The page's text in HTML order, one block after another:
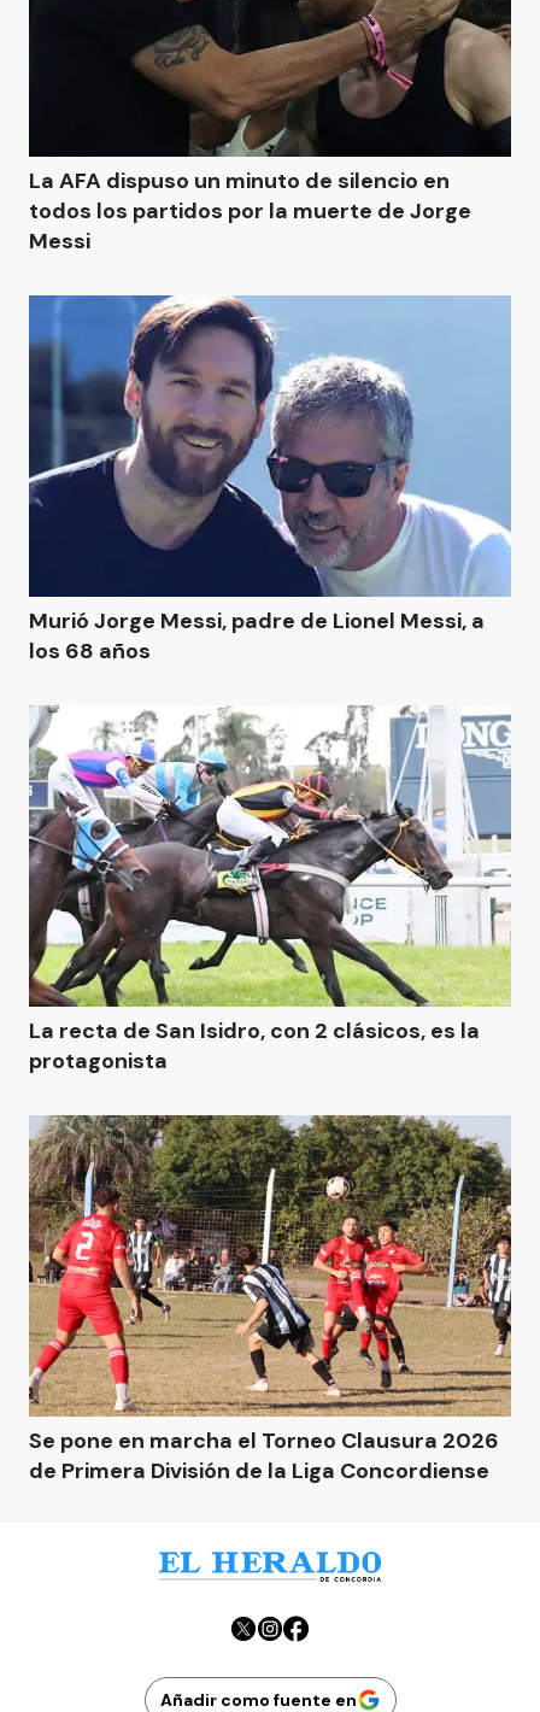
La AFA dispuso un minuto de silencio en
todos los partidos por la muerte de Jorge
Messi
Murió Jorge Messi, padre de Lionel Messi, a
los 68 años
La recta de San Isidro, con 2 clásicos, es la
protagonista
Se pone en marcha el Torneo Clausura 2026
de Primera División de la Liga Concordiense
Añadir como fuente en